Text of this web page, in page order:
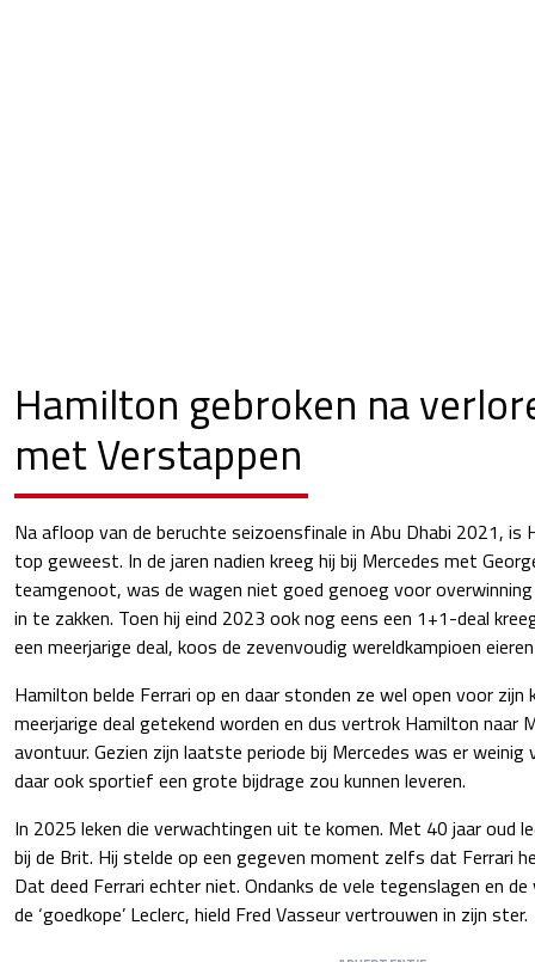
Hamilton gebroken na
met Verstappen
Na afloop van de beruchte seizoensfinale in Abu Dhabi 2021,
top geweest. In de jaren nadien kreeg hij bij Mercedes met
teamgenoot, was de wagen niet goed genoeg voor
in te zakken. Toen hij eind 2023 ook nog eens een 1+1-deal
een meerjarige deal, koos de zevenvoudig wereldkampioen
Hamilton belde Ferrari op en daar stonden ze wel open voor zijn
meerjarige deal getekend worden en dus vertrok Hamilton naar
avontuur. Gezien zijn laatste periode bij Mercedes was er
daar ook sportief een grote bijdrage zou kunnen leveren.
In 2025 leken die verwachtingen uit te komen. Met 40 jaar oud
bij de Brit. Hij stelde op een gegeven moment zelfs dat Ferrari
Dat deed Ferrari echter niet. Ondanks de vele tegenslagen en
de ‘goedkope’ Leclerc, hield Fred Vasseur vertrouwen in zijn ster.